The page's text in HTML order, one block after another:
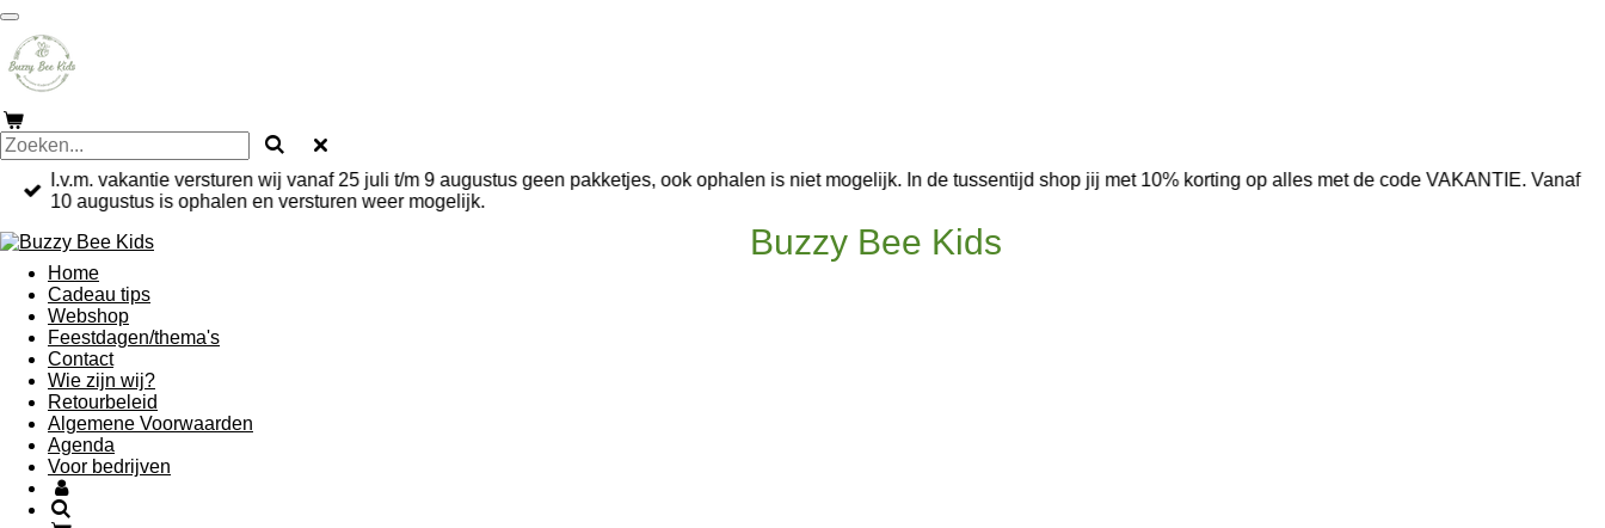
Ga
direct
naar
de
I.v.m. vakantie versturen wij vanaf 25 juli t/m 9 augustus geen pakketjes, ook ophalen is niet mogelijk. In de tussentijd shop jij met 10% korting op alles met de code VAKANTIE. Vanaf
10 augustus is ophalen en versturen weer mogelijk.
Buzzy Bee Kids
Home
Cadeau tips
Webshop
Feestdagen/thema's
Contact
Wie zijn wij?
Retourbeleid
Algemene Voorwaarden
Agenda
Voor bedrijven